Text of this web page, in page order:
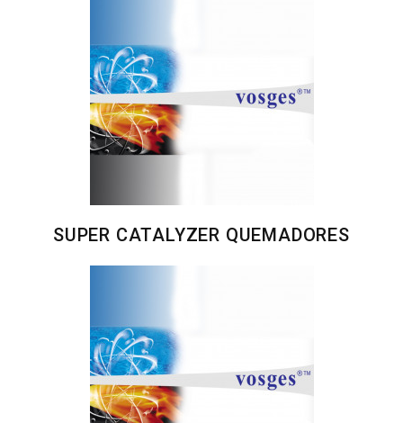
SUPER CATALYZER QUEMADORES